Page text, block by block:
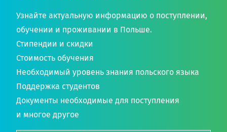
Узнайте актуальную информацию о поступлении,
обучении и проживании в Польше.
Стипендии и скидки
Стоимость обучения
Необходимый уровень знания польского языка
Поддержка студентов
Документы необходимые для поступления
и многое другое